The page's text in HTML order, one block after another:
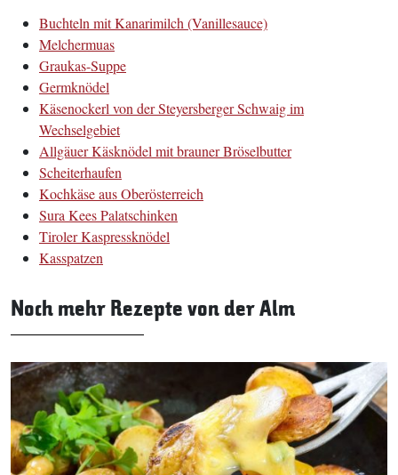
Buchteln mit Kanarimilch (Vanillesauce)
Melchermuas
Graukas-Suppe
Germknödel
Käsenockerl von der Steyersberger Schwaig im
Wechselgebiet
Allgäuer Käsknödel mit brauner Bröselbutter
Scheiterhaufen
Kochkäse aus Oberösterreich
Sura Kees Palatschinken
Tiroler Kaspressknödel
Kasspatzen
Noch mehr Rezepte von der Alm